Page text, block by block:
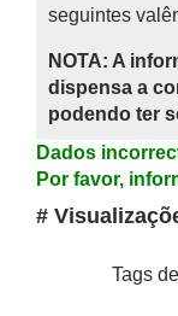
seguintes
NOTA: A
dispensa a
podendo ter
Dados
Por favor,
#
Tags